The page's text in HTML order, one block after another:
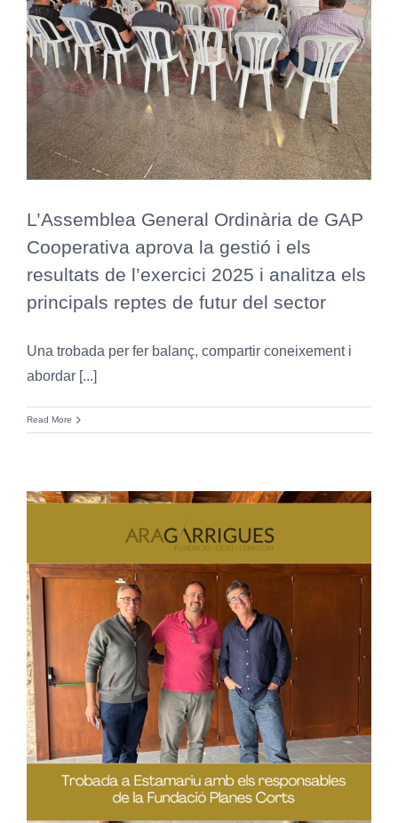
L’Assemblea General Ordinària de GAP
Cooperativa aprova la gestió i els
resultats de l’exercici 2025 i analitza els
principals reptes de futur del sector
Una trobada per fer balanç, compartir coneixement i
abordar [...]
Read More